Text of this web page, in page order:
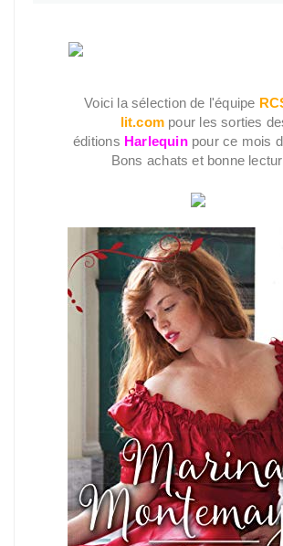
Voici la sélection de l'équipe
lit.com pour les sorties
éditions Harlequin pour ce mois
Bons achats et bonne